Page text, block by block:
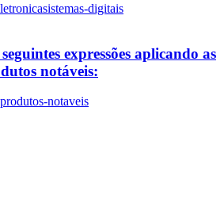
sistemas-digitais
expressões aplicando as
notáveis:
produtos-notaveis